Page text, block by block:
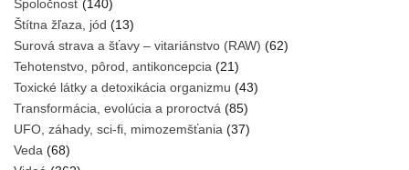
Spoločnosť(140)
Štítna žľaza, jód (13)
Surová strava a šťavy – vitariánstvo (RAW) (62)
Tehotenstvo, pôrod, antikoncepcia (21)
Toxické látky a detoxikácia organizmu (43)
Transformácia, evolúcia a proroctvá (85)
UFO, záhady, sci-fi, mimozemšťania (37)
Veda (68)